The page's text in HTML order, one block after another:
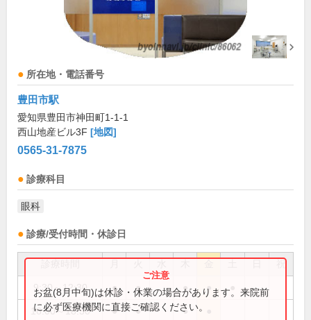
所在地・電話番号
豊田市駅
愛知県豊田市神田町1-1-1
西山地産ビル3F [地図]
0565-31-7875
診療科目
眼科
診療/受付時間・休診日
祝
9:30～12:30 ● ● ● ●
16:00～18:30 ● ● ●
お盆(8月中旬)は休診・休業の場合があります。来院前
に必ず医療機関に直接ご確認ください。